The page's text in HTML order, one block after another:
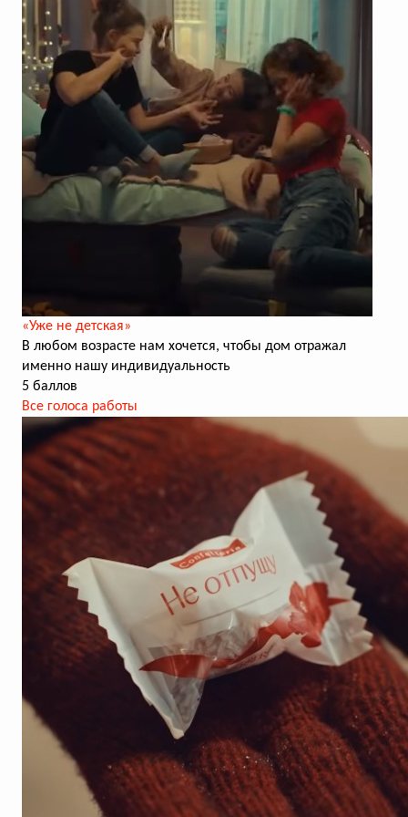
«Уже не детская»
В любом возрасте нам хочется, чтобы дом отражал
именно нашу индивидуальность
5 баллов
Все голоса работы